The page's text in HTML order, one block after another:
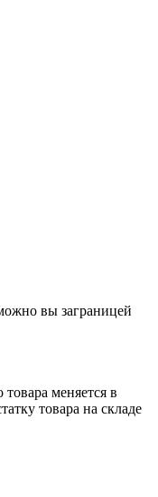
вы заграницей
товара меняется в
товара на складе